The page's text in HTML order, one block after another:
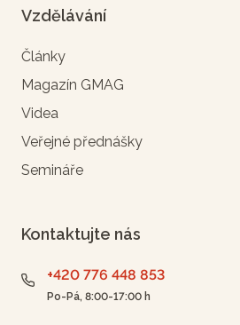
Vzdělávání
Články
Magazín GMAG
Videa
Veřejné přednášky
Semináře
Kontaktujte nás
+420 776 448 853
Po-Pá, 8:00-17:00 h